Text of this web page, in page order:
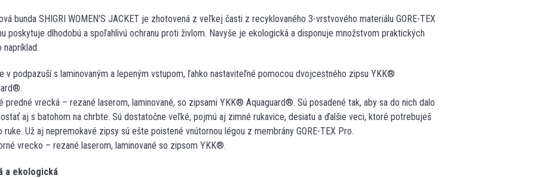
bunda SHIGRI WOMEN'S JACKET je zhotovená z veľkej časti z recyklovaného 3-vrstvového materiálu GORE-TEX
poskytuje dlhodobú a spoľahlivú ochranu proti živlom. Navyše je ekologická a disponuje množstvom praktických
napríklad:
v podpazuší s laminovaným a lepeným vstupom, ľahko nastaviteľné pomocou dvojcestného zipsu YKK®
predné vrecká – rezané laserom, laminované, so zipsami YKK® Aquaguard®. Sú posadené tak, aby sa do nich dalo
aj s batohom na chrbte. Sú dostatočne veľké, pojmú aj zimné rukavice, desiatu a ďalšie veci, ktoré potrebuješ
ruke. Už aj nepremokavé zipsy sú ešte poistené vnútornou légou z membrány GORE-TEX Pro.
vrecko – rezané laserom, laminované so zipsom YKK®.
a ekologická